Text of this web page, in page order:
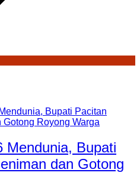
Mendunia, Bupati
dan Gotong